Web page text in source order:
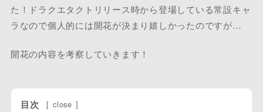
た！ドラクエタクトリリース時から登場している常設キャ
ラなので個人的には開花が決まり嬉しかったのですが…
開花の内容を考察していきます！
目次 [ close ]